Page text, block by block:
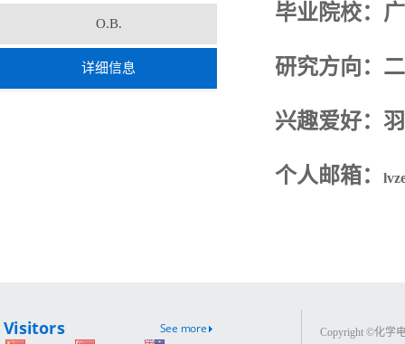
O.B.
详细信息
毕业院校：
研究方向：
兴趣爱好：
个人邮箱：
Copyright ©化学